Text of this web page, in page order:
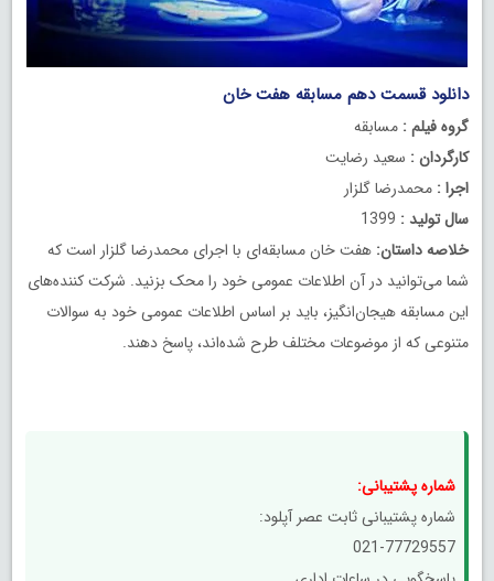
دانلود قسمت دهم مسابقه هفت خان
گروه فیلم : مسابقه
کارگردان : سعید رضایت
اجرا : محمدرضا گلزار
سال تولید :
خلاصه داستان: هفت خان مسابقه‌ای با اجرای محمدرضا گلزار است که
شما می‌توانید در آن اطلاعات عمومی خود را محک بزنید. شرکت کننده‌های
این مسابقه هیجان‌انگیز، باید بر اساس اطلاعات عمومی خود به سوالات
متنوعی که از موضوعات مختلف طرح شده‌اند، پاسخ دهند.
شماره پشتیبانی:
شماره پشتیبانی ثابت عصر آپلود:
021-77729557